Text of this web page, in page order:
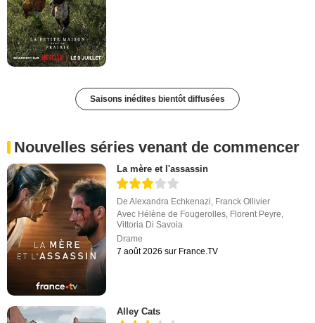
Saisons inédites bientôt diffusées
Nouvelles séries venant de commencer
La mère et l'assassin
DeAlexandra Echkenazi, Franck Ollivier
Avec Hélène de Fougerolles, Florent Peyre,
Vittoria Di Savoia
Drame
7 août 2026 sur France.TV
Alley Cats